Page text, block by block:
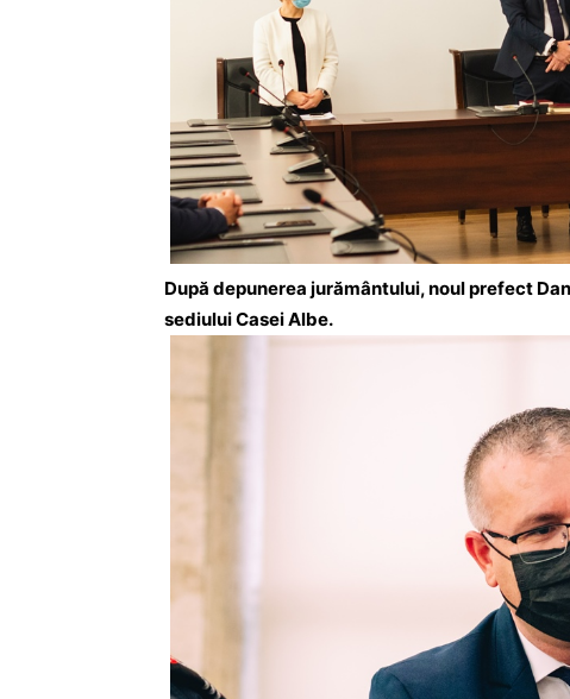
După depunerea jurământului, noul prefect
sediului Casei Albe.